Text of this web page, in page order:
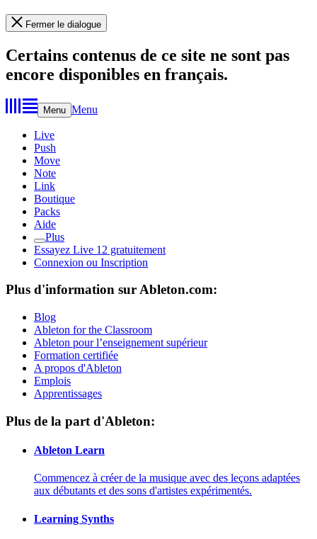
Fermer le dialogue
Certains contenus de ce site ne sont pas
encore disponibles en français.
Menu Menu
Live
Push
Move
Note
Link
Boutique
Packs
Aide
Plus
Essayez Live 12 gratuitement
Connexion ou Inscription
Plus d'information sur Ableton.com:
Blog
Ableton for the Classroom
Ableton pour l’enseignement supérieur
Formation certifiée
A propos d'Ableton
Emplois
Apprentissages
Plus de la part d'Ableton:
Ableton Learn
Commencez à créer de la musique avec des leçons adaptées
aux débutants et des sons d'artistes expérimentés.
Learning Synths